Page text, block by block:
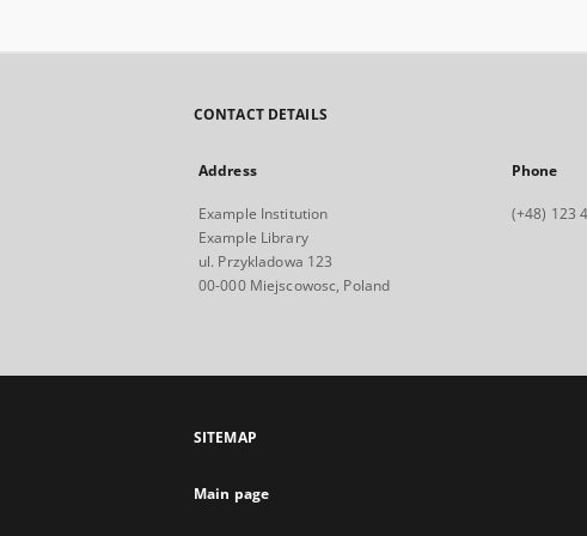
CONTACT DETAILS
Address
Example Institution
Example Library
ul. Przykladowa 123
00-000 Miejscowosc, Poland
Phone
(+48) 123
SITEMAP
Main page